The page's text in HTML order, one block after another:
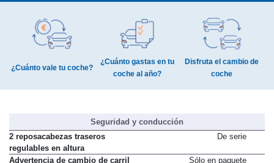
HERRAMIENTAS DE AYUDA
¿Cuánto gastas en tu
Disfruta el cambio de
Seguridad y conducción
2 reposacabezas traseros
regulables en altura